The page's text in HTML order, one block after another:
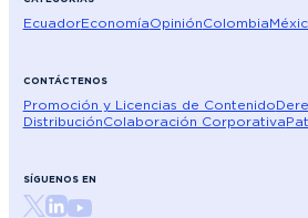
EcuadorEconomíaOpiniónColombia
CONTÁCTENOS
Promoción y Licencias de Contenido
DistribuciónColaboración Corporativa
SÍGUENOS EN